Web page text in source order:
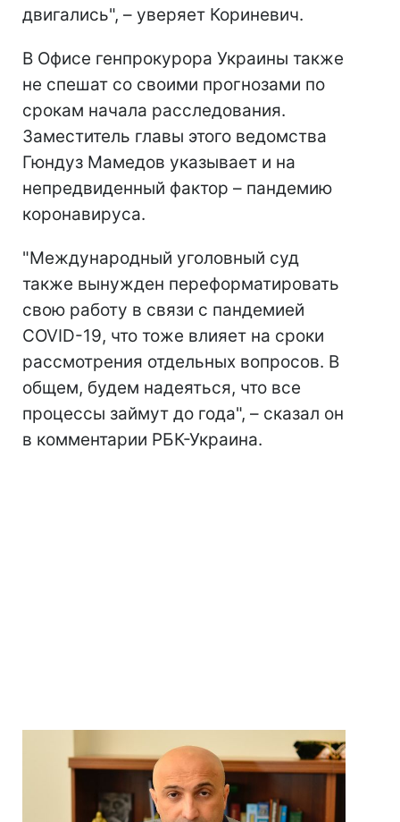
двигались", – уверяет Кориневич.
В Офисе генпрокурора Украины также
не спешат со своими прогнозами по
срокам начала расследования.
Заместитель главы этого ведомства
Гюндуз Мамедов указывает и на
непредвиденный фактор – пандемию
коронавируса.
"Международный уголовный суд
также вынужден переформатировать
свою работу в связи с пандемией
COVID-19, что тоже влияет на сроки
рассмотрения отдельных вопросов. В
общем, будем надеяться, что все
процессы займут до года", – сказал он
в комментарии РБК-Украина.